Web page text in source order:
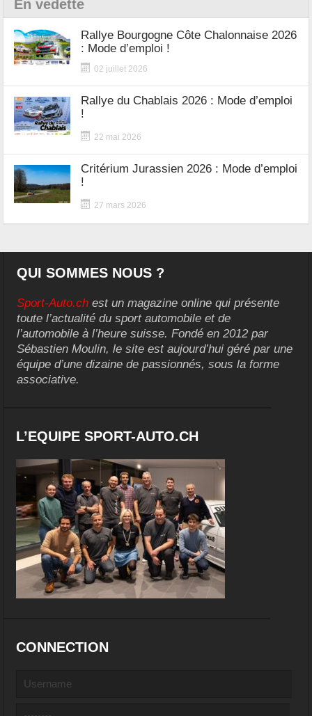
En vedette
Rallye Bourgogne Côte Chalonnaise 2026
: Mode d’emploi !
02 juillet 2026
Rallye du Chablais 2026 : Mode d’emploi
!
22 mai 2026
Critérium Jurassien 2026 : Mode d’emploi
!
27 mars 2026
QUI SOMMES NOUS ?
Sport-Auto.ch est un magazine online qui présente
toute l’actualité du sport automobile et de
l’automobile à l’heure suisse. Fondé en 2012 par
Sébastien Moulin, le site est aujourd’hui géré par une
équipe d’une dizaine de passionnés, sous la forme
associative.
L’EQUIPE SPORT-AUTO.CH
CONNECTION